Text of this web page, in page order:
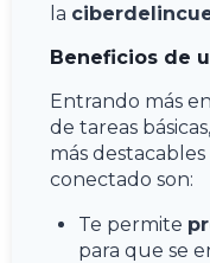
la
Beneficios de
Entrando más
de tareas
más
conectado son:
Te permite
para que se